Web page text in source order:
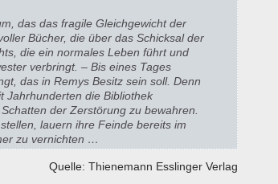
das das fragile Gleichgewicht der
Bücher, die über das Schicksal der
die ein normales Leben führt und
verbringt. – Bis eines Tages
das in Remys Besitz sein soll. Denn
Jahrhunderten die Bibliothek
der Zerstörung zu bewahren.
lauern ihre Feinde bereits im
zu vernichten …
Quelle: Thienemann Esslinger Verlag